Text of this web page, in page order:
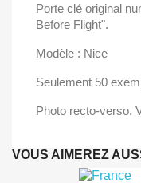
Porte clé original
Before Flight".
Modèle : Nice
Seulement 50
Photo recto-verso.
VOUS AIMEREZ